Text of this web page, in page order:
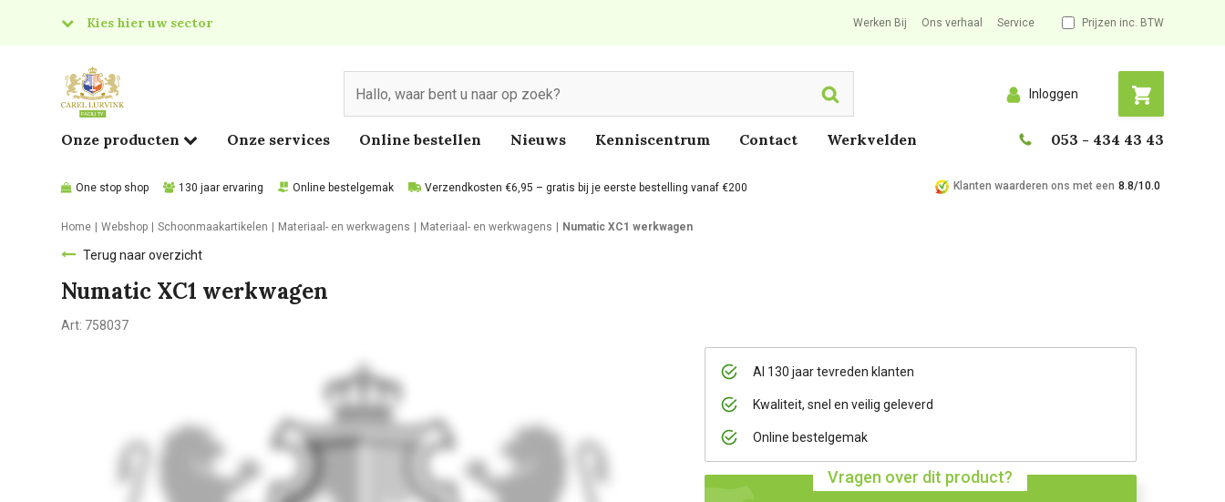
Kies hier uw sector
Food
Werken Bij Ons verhaal Service Prijzen inc. BTW
Search Inloggen
Onze producten Onze services Online bestellen Nieuws Kenniscentrum Contact Werkvelden 053 - 434 43 43
One stop shop 130 jaar ervaring Online bestelgemak Verzendkosten €6,95 – gratis bij je eerste bestelling vanaf €200 Klanten waarderen ons met een 8.8/10.0
Home Webshop Schoonmaakartikelen Materiaal- en werkwagens Materiaal- en werkwagens Numatic XC1 werkwagen
Terug naar overzicht
Numatic XC1 werkwagen
Art: 758037
Al 130 jaar tevreden klanten
Kwaliteit, snel en veilig geleverd
Online bestelgemak
Vragen over dit product?